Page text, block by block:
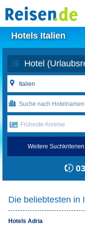
Hotels Italien
Früheste Anreise
Weitere Suchkriterien
Die beliebtesten in
Hotels Adria